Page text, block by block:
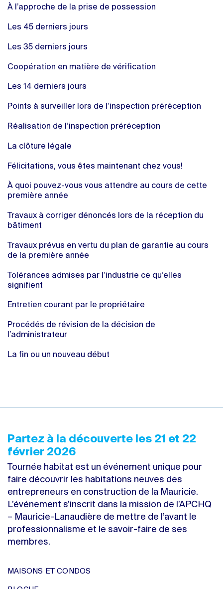
À l’approche de la prise de possession
Les 45 derniers jours
Les 35 derniers jours
Coopération en matière de vérification
Les 14 derniers jours
Points à surveiller lors de l’inspection préréception
Réalisation de l’inspection préréception
La clôture légale
Félicitations, vous êtes maintenant chez vous!
À quoi pouvez-vous vous attendre au cours de cette
première année
Travaux à corriger dénoncés lors de la réception du
bâtiment
Travaux prévus en vertu du plan de garantie au cours
de la première année
Tolérances admises par l’industrie ce qu’elles
signifient
Entretien courant par le propriétaire
Procédés de révision de la décision de
l’administrateur
La fin ou un nouveau début
Partez à la découverte les 21 et 22
février 2026
Tournée habitat est un événement unique pour
faire découvrir les habitations neuves des
entrepreneurs en construction de la Mauricie.
L’événement s’inscrit dans la mission de l’APCHQ
– Mauricie-Lanaudière de mettre de l’avant le
professionnalisme et le savoir-faire de ses
membres.
MAISONS ET CONDOS